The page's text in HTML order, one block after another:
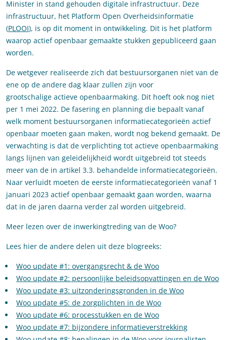
Minister in stand gehouden digitale infrastructuur. Deze
infrastructuur, het Platform Open Overheidsinformatie
(PLOOI), is op dit moment in ontwikkeling. Dit is het platform
waarop actief openbaar gemaakte stukken gepubliceerd gaan
worden.
De wetgever realiseerde zich dat bestuursorganen niet van de
ene op de andere dag klaar zullen zijn voor
grootschalige actieve openbaarmaking. Dit hoeft ook nog niet
per 1 mei 2022. De fasering en planning die bepaalt vanaf
welk moment bestuursorganen informatiecategorieën actief
openbaar moeten gaan maken, wordt nog bekend gemaakt. De
verwachting is dat de verplichting tot actieve openbaarmaking
langs lijnen van geleidelijkheid wordt uitgebreid tot steeds
meer van de in artikel 3.3. behandelde informatiecategorieën.
Naar verluidt moeten de eerste informatiecategorieën vanaf 1
januari 2023 actief openbaar gemaakt gaan worden, waarna
dat in de jaren daarna verder zal worden uitgebreid.
Meer lezen over de inwerkingtreding van de Woo?
Lees hier de andere delen uit deze blogreeks:
Woo update #1: overgangsrecht & de Woo
Woo update #2: persoonlijke beleidsopvattingen en de Woo
Woo update #3: uitzonderingsgronden in de Woo
Woo update #5: de zorgplichten in de Woo
Woo update #6: processtukken en de Woo
Woo update #7: bijzondere informatieverstrekking